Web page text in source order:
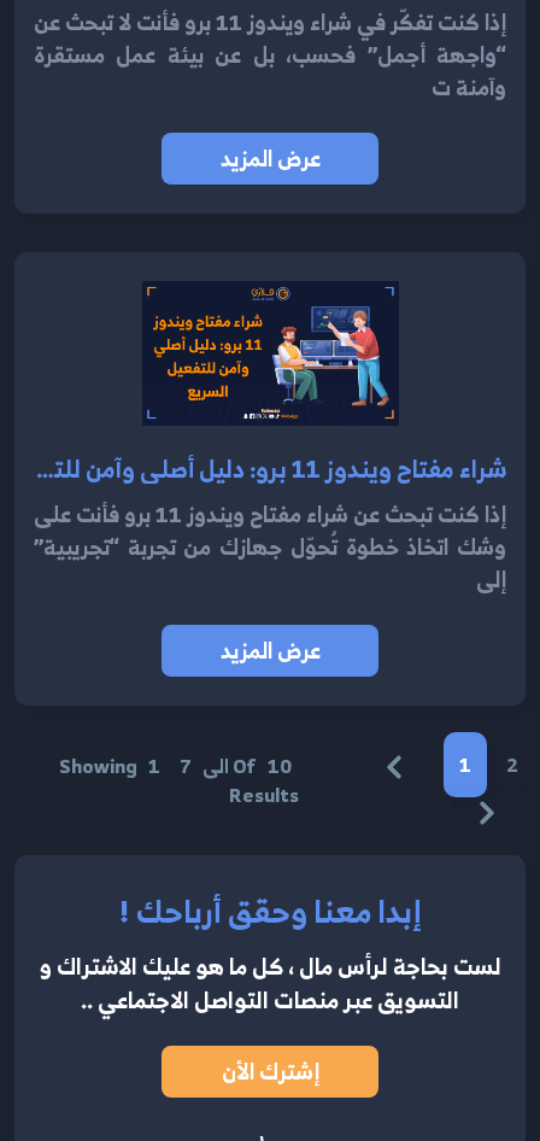
إذا كنت تفكّر في شراء ويندوز 11 برو فأنت لا تبحث عن
“واجهة أجمل” فحسب، بل عن بيئة عمل مستقرة
وآمنة ت
عرض المزيد
شراء مفتاح ويندوز 11 برو: دليل أصلي وآمن للتفعيل السريع 2025
إذا كنت تبحث عن شراء مفتاح ويندوز 11 برو فأنت على
وشك اتخاذ خطوة تُحوّل جهازك من تجربة “تجريبية”
إلى
عرض المزيد
Showing 1 الى 7 Of 10
Results
1 2
إبدا معنا وحقق أرباحك !
لست بحاجة لرأس مال ، كل ما هو عليك الاشتراكو
التسويق عبر منصات التواصل الاجتماعي ..
إشترك الأن